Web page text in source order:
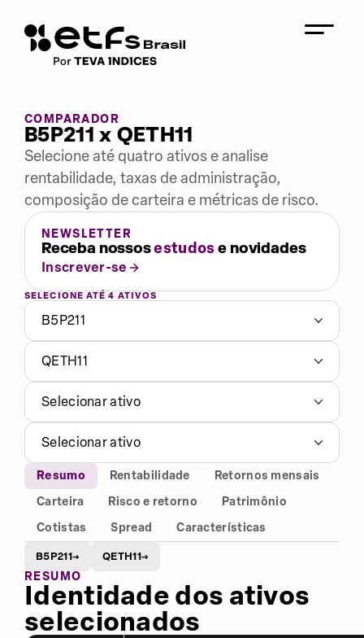
COMPARADOR
B5P211 x QETH11
Selecione até quatro ativos e analise
rentabilidade, taxas de administração,
composição de carteira e métricas de risco.
NEWSLETTER
Receba nossosestudose novidades
Inscrever-se
SELECIONE ATÉ 4 ATIVOS
B5P211
QETH11
Selecionar ativo
Selecionar ativo
Resumo Rentabilidade
Retornos mensais
Carteira
Risco e retorno
Patrimônio
Cotistas
Spread Características
B5P211→ QETH11→
RESUMO
Identidade dos ativos
selecionados